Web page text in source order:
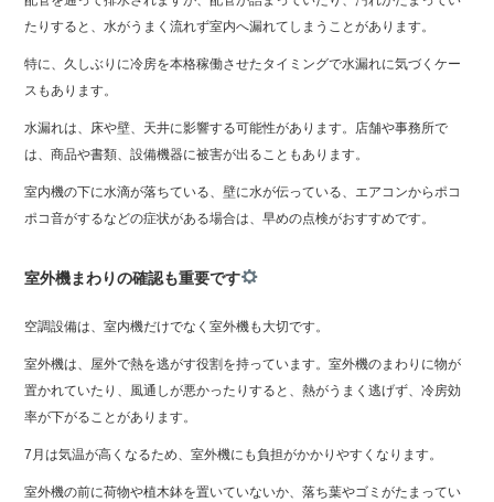
たりすると、水がうまく流れず室内へ漏れてしまうことがあります。
特に、久しぶりに冷房を本格稼働させたタイミングで水漏れに気づくケー
スもあります。
水漏れは、床や壁、天井に影響する可能性があります。店舗や事務所で
は、商品や書類、設備機器に被害が出ることもあります。
室内機の下に水滴が落ちている、壁に水が伝っている、エアコンからポコ
ポコ音がするなどの症状がある場合は、早めの点検がおすすめです。
室外機まわりの確認も重要です
空調設備は、室内機だけでなく室外機も大切です。
室外機は、屋外で熱を逃がす役割を持っています。室外機のまわりに物が
置かれていたり、風通しが悪かったりすると、熱がうまく逃げず、冷房効
率が下がることがあります。
7月は気温が高くなるため、室外機にも負担がかかりやすくなります。
室外機の前に荷物や植木鉢を置いていないか、落ち葉やゴミがたまってい